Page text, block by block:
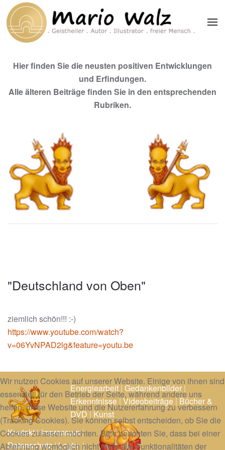
Zum Hauptinhalt springen
Hier finden Sie die neusten positiven Entwicklungen
und Erfindungen.
Alle älteren Beiträge finden Sie in den entsprechenden
Rubriken.
"Deutschland von Oben"
ziemlich schön!!! :-)
https://www.youtube.com/watch?
v=06YvNPAD2lg&feature=youtu.be
Energiearbeit|Gedankenbilder|
Erkenntnisse|Videobeiträge|Bücher &
DVD|Kunst
Kontakt|Impressum|
Datenschutz|Login|
Wir nutzen Cookies auf unserer Website. Einige von ihnen sind
essenziell für den Betrieb der Seite, während andere uns
helfen, diese Website und die Nutzererfahrung zu verbessern
(Tracking Cookies). Sie können selbst entscheiden, ob Sie die
Cookies zulassen möchten. Bitte beachten Sie, dass bei einer
Ablehnung womöglich nicht mehr alle Funktionalitäten der